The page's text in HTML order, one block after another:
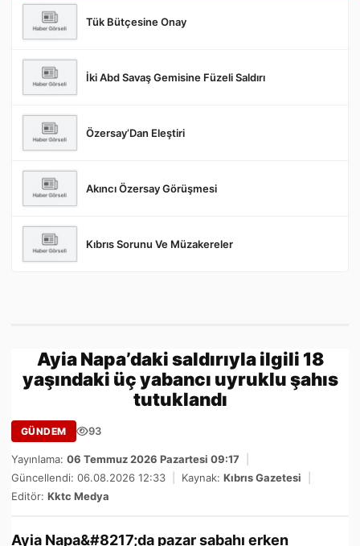
Gönder
Tük Bütçesine Onay
İki Abd Savaş Gemisine Füzeli Saldırı
Özersay’Dan Eleştiri
Akıncı Özersay Görüşmesi
Kıbrıs Sorunu Ve Müzakereler
Ayia Napa’daki saldırıyla ilgili 18
yaşındaki üç yabancı uyruklu şahıs
tutuklandı
GÜNDEM 93
Yayınlama: 06 Temmuz 2026 Pazartesi 09:17
Güncellendi: 06.08.2026 12:33
Kaynak: Kıbrıs Gazetesi
Editör: Kktc Medya
Ayia Napa&#8217;da pazar sabahı erken